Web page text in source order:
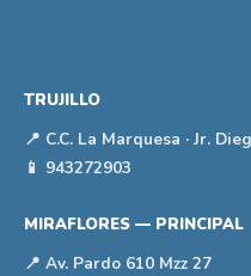
TRUJILLO
📍 C.C. La Marquesa · Jr.
📱 943272903
MIRAFLORES — PRINCIPAL
📍 Av. Pardo 610 Mzz 27